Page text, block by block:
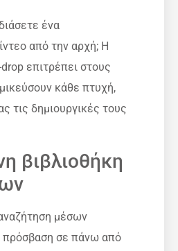
ένα
από την αρχή; Η
επιτρέπει στους
κάθε πτυχή,
τις δημιουργικές τους
βιβλιοθήκη
μέσων
σε πάνω από